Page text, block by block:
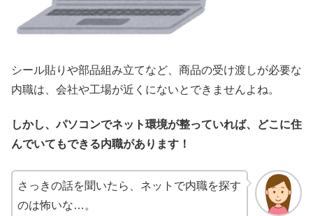
シール貼りや部品組み立てなど、商品の受け渡しが必要な
内職は、会社や工場が近くにないとできませんよね。
しかし、パソコンでネット環境が整っていれば、どこに住
んでいてもできる内職があります！
さっきの話を聞いたら、ネットで内職を探す
のは怖いな…。